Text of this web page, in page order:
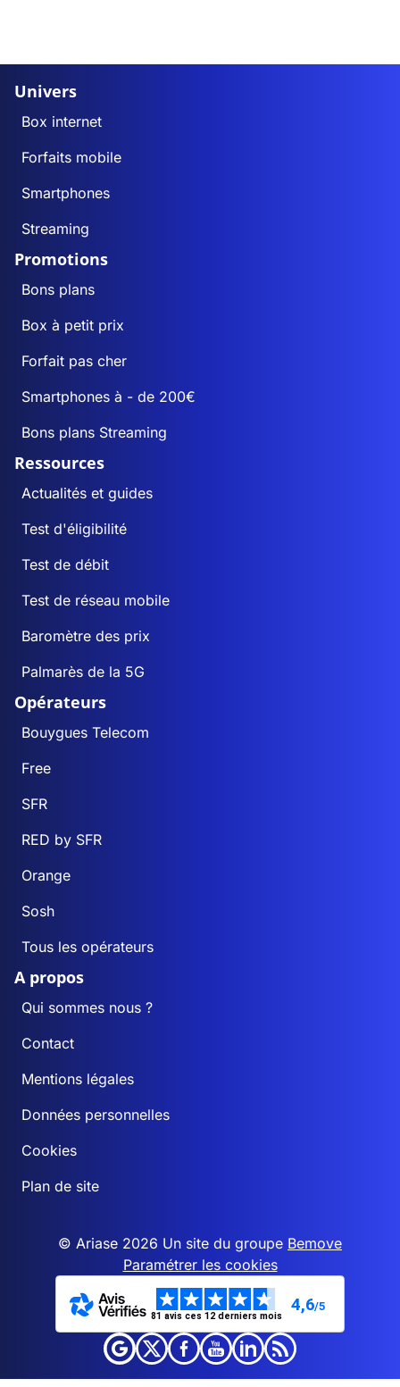
Univers
Box internet
Forfaits mobile
Smartphones
Streaming
Promotions
Bons plans
Box à petit prix
Forfait pas cher
Smartphones à - de 200€
Bons plans Streaming
Ressources
Actualités et guides
Test d'éligibilité
Test de débit
Test de réseau mobile
Baromètre des prix
Palmarès de la 5G
Opérateurs
Bouygues Telecom
Free
SFR
RED by SFR
Orange
Sosh
Tous les opérateurs
A propos
Qui sommes nous ?
Contact
Mentions légales
Données personnelles
Cookies
Plan de site
© Ariase 2026 Un site du groupe Bemove
Paramétrer les cookies
81 avis ces 12 derniers mois
4,6/5